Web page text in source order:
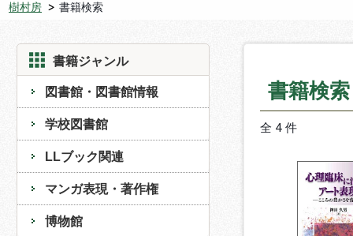
樹村房 書籍検索
書籍ジャンル
図書館・図書館情報
学校図書館
LLブック関連
マンガ表現・著作権
博物館
書籍検
全 4 件